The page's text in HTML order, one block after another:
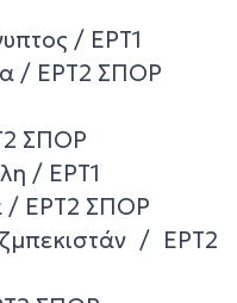
/ ΕΡΤ1
/ ΕΡΤ2 ΣΠΟΡ
ΣΠΟΡ
/ ΕΡΤ1
/ ΕΡΤ2 ΣΠΟΡ
/ ΕΡΤ2